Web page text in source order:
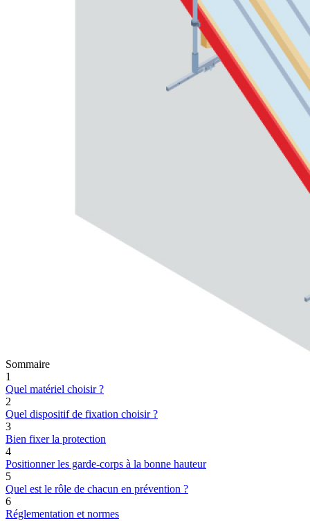
Sommaire
1
Quel matériel choisir ?
2
Quel dispositif de fixation choisir ?
3
Bien fixer la protection
4
Positionner les garde-corps à la bonne hauteur
5
Quel est le rôle de chacun en prévention ?
6
Réglementation et normes